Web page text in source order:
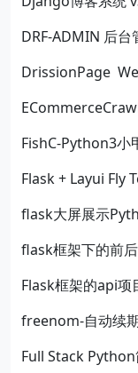
DRF-ADMIN 后台
DrissionPage
FishC-Python3小
Flask + Layui Fly
flask大屏展示
flask框架下的前
Flask框架的api项
freenom-自动续
Full Stack